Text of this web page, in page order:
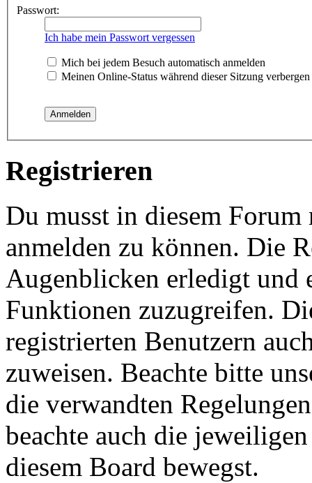
Passwort:
Ich habe mein Passwort vergessen
Mich bei jedem Besuch automatisch anmelden
Meinen Online-Status während dieser Sitzung verbergen
Registrieren
Du musst in diesem
anmelden zu können. Die
Augenblicken erledigt und
Funktionen zuzugreifen.
registrierten Benutzern
zuweisen. Beachte bitte
die verwandten
beachte auch die
diesem Board bewegst.